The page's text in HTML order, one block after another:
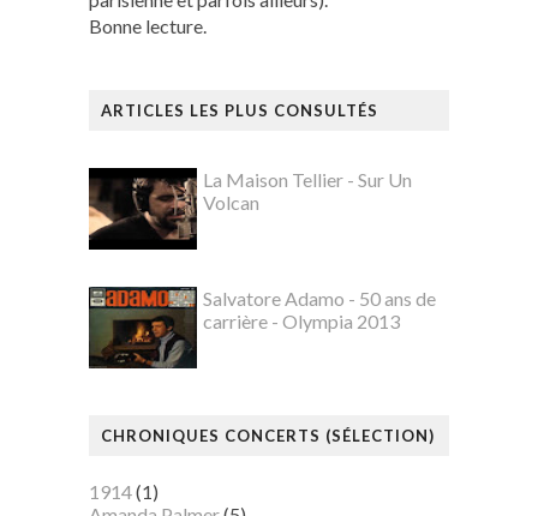
Bonne lecture.
ARTICLES LES PLUS CONSULTÉS
La Maison Tellier - Sur Un
Volcan
Salvatore Adamo - 50 ans de
carrière - Olympia 2013
CHRONIQUES CONCERTS (SÉLECTION)
1914(1)